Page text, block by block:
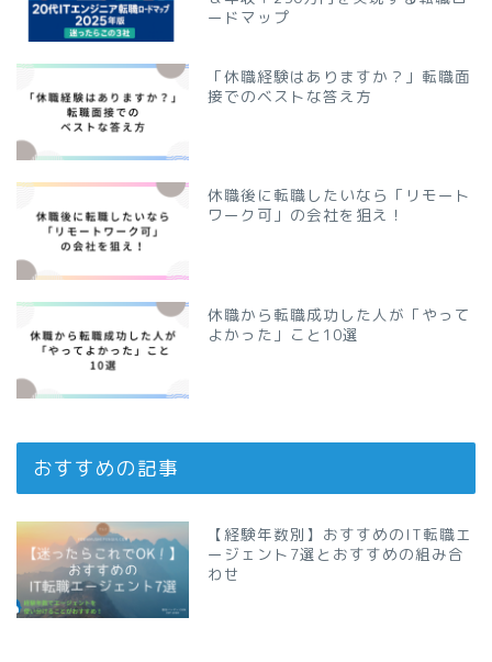
ードマップ
「休職経験はありますか？」転職面
接でのベストな答え方
休職後に転職したいなら「リモート
ワーク可」の会社を狙え！
休職から転職成功した人が「やって
よかった」こと10選
おすすめの記事
【経験年数別】おすすめのIT転職エ
ージェント7選とおすすめの組み合
わせ